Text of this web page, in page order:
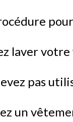
laver
pas
un